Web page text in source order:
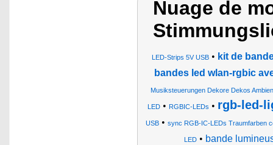
Nuage de
LED-Strips 5V USB • kit de
bandes led wlan-rgbic
Musiksteuerungen Dekore Dekos
LED• RGBIC-LEDs • rgb-led-
USB • sync RGB-IC-LEDs Traumfarben
LED • bande